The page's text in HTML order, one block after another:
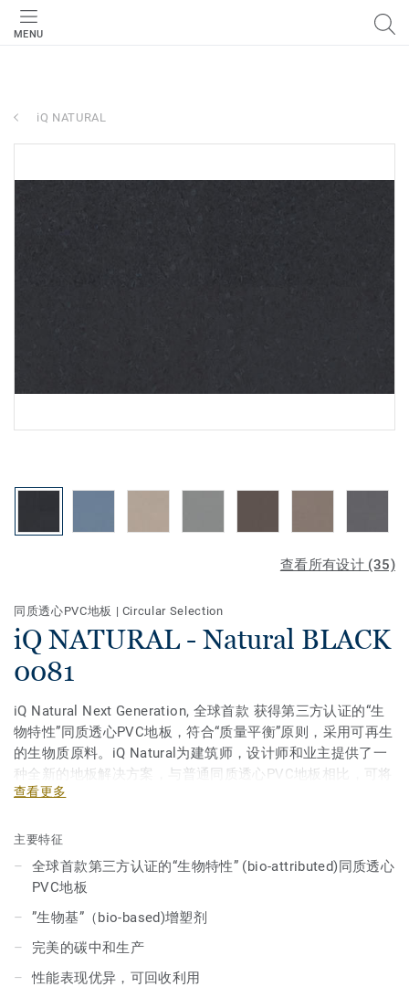
MENU
iQ NATURAL
查看所有设计 (35)
同质透心PVC地板 | Circular Selection
iQ NATURAL - Natural BLACK
0081
iQ Natural Next Generation, 全球首款 获得第三方认证的“生
物特性”同质透心PVC地板，符合“质量平衡”原则，采用可再生
的生物质原料。iQ Natural为建筑师，设计师和业主提供了一
种全新的地板解决方案，与普通同质透心PVC地板相比，可将
温室气体排放量减少50％。 iQ Natural是市场上碳足迹最低的
查看更多
主要特征
全球首款第三方认证的“生物特性” (bio-attributed)同质透心
PVC地板
”生物基”（bio-based)增塑剂
完美的碳中和生产
性能表现优异，可回收利用